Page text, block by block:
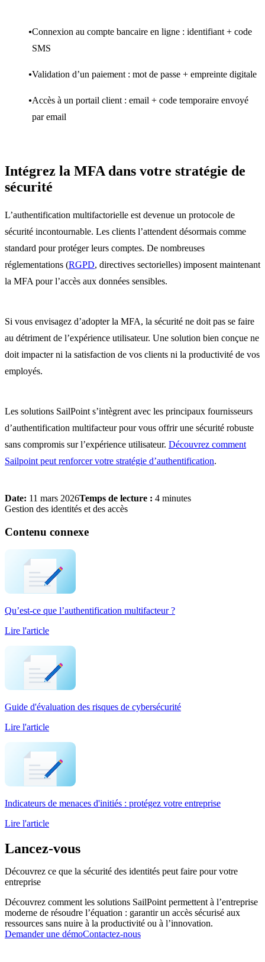
Connexion au compte bancaire en ligne : identifiant + code
SMS
Validation d’un paiement : mot de passe + empreinte digitale
Accès à un portail client : email + code temporaire envoyé
par email
Intégrez la MFA dans votre stratégie de
sécurité
L’authentification multifactorielle est devenue un protocole de
sécurité incontournable. Les clients l’attendent désormais comme
standard pour protéger leurs comptes. De nombreuses
réglementations (RGPD, directives sectorielles) imposent maintenant
la MFA pour l’accès aux données sensibles.
Si vous envisagez d’adopter la MFA, la sécurité ne doit pas se faire
au détriment de l’expérience utilisateur. Une solution bien conçue ne
doit impacter ni la satisfaction de vos clients ni la productivité de vos
employés.
Les solutions SailPoint s’intègrent avec les principaux fournisseurs
d’authentification multifacteur pour vous offrir une sécurité robuste
sans compromis sur l’expérience utilisateur. Découvrez comment
Sailpoint peut renforcer votre stratégie d’authentification.
Date: 11 mars 2026Temps de lecture : 4 minutes
Gestion des identités et des accès
Contenu connexe
Qu’est-ce que l’authentification multifacteur ?
Lire l'article
Guide d'évaluation des risques de cybersécurité
Lire l'article
Indicateurs de menaces d'initiés : protégez votre entreprise
Lire l'article
Lancez-vous
Découvrez ce que la sécurité des identités peut faire pour votre
entreprise
Découvrez comment les solutions SailPoint permettent à l’entreprise
moderne de résoudre l’équation : garantir un accès sécurisé aux
ressources sans nuire à la productivité ou à l’innovation.
Demander une démoContactez-nous